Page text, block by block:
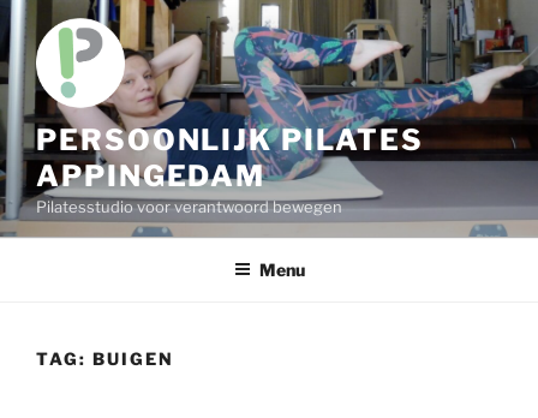
Skip
to
content
PERSOONLIJK PILATES
APPINGEDAM
Pilatesstudio voor verantwoord bewegen
Menu
TAG: BUIGEN